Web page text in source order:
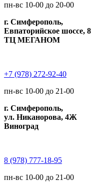
пн-вс 10-00 до 20-00
г. Симферополь,
Евпаторийское шоссе, 8
ТЦ МЕГАНОМ
+7 (978) 272-92-40
пн-вс 10-00 до 21-00
г. Симферополь,
ул. Никанорова, 4Ж
Виноград
8 (978) 777-18-95
пн-вс 10-00 до 21-00